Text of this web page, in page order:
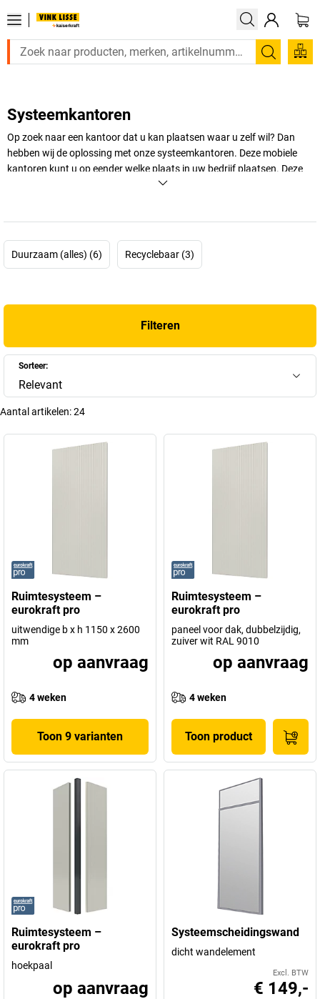
Zoeken
Systeemkantoren
Op zoek naar een kantoor dat u kan plaatsen waar u zelf wil? Dan
hebben wij de oplossing met onze systeemkantoren. Deze mobiele
kantoren kunt u op eender welke plaats in uw bedrijf plaatsen. Deze
verplaatsbare kantoren kunt u zonder problemen bij ons bestellen,
Duurzaam (alles) (6) Recyclebaar (3)
Filteren
Sorteer:
Relevant
Aantal artikelen:24
Ruimtesysteem –
eurokraft pro
uitwendige b x h 1150 x 2600
mm
op aanvraag
4 weken
Toon 9 varianten
Ruimtesysteem –
eurokraft pro
paneel voor dak, dubbelzijdig,
zuiver wit RAL 9010
op aanvraag
4 weken
Toon product
Ruimtesysteem –
eurokraft pro
hoekpaal
op aanvraag
Systeemscheidingswand
dicht wandelement
Excl. BTW
€ 149,-